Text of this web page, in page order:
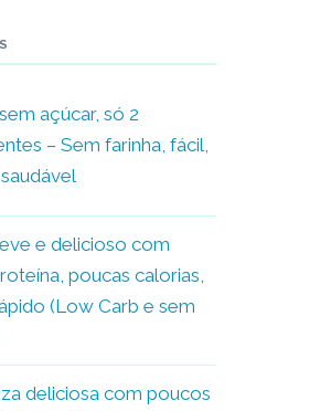
açúcar, só 2
– Sem farinha, fácil,
e delicioso com
poucas calorias,
(Low Carb e sem
deliciosa com poucos